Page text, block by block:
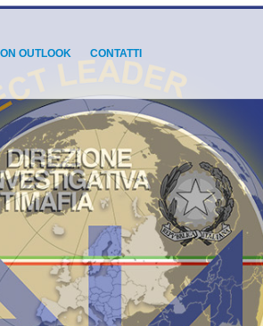
OUTLOOK CONTATTI